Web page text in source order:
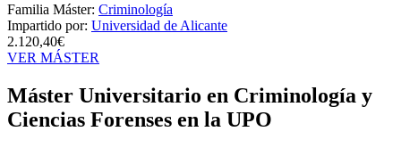
Familia Máster: Criminología
Impartido por: Universidad de Alicante
2.120,40€
VER MÁSTER
Máster Universitario en Criminología y
Ciencias Forenses en la UPO